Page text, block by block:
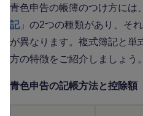
青色申告の帳簿のつけ方には
記」の2つの種類があり、そ
が異なります。複式簿記と単
方の特徴をご紹介しましょう。
青色申告の記帳方法と控除額